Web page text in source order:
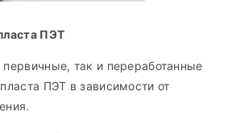
ПЭТ
так и переработанные
ПЭТ в зависимости от